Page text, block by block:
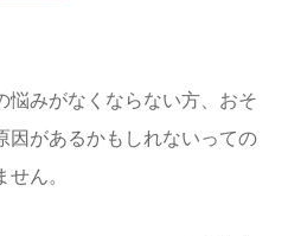
悩みがなくならない方、おそ
因があるかもしれないっての
ん。